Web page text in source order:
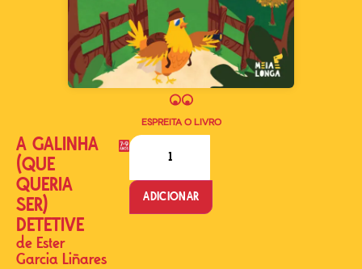
ESPREITA O LIVRO
A GALINHA
(QUE
QUERIA
SER)
DETETIVE
de Ester
Garcia Liñares
ADICIONAR